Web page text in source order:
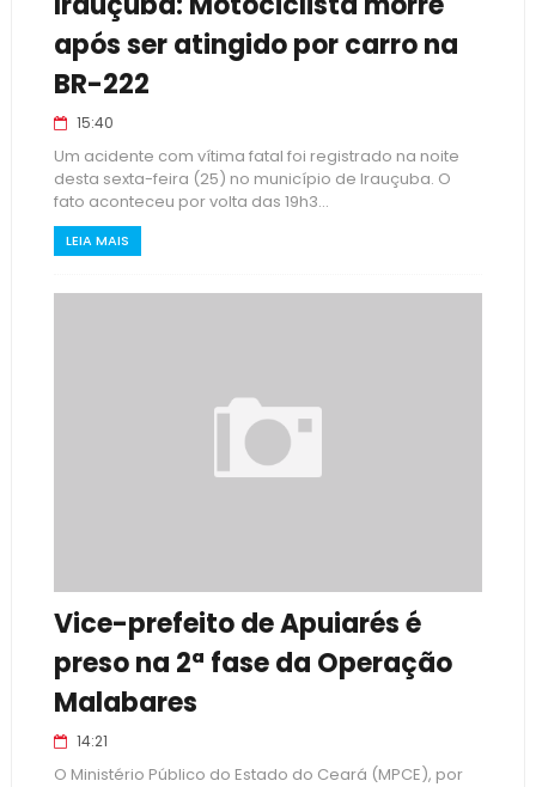
após ser atingido por carro na
BR-222
15:40
Um acidente com vítima fatal foi registrado na noite
desta sexta-feira (25) no município de Irauçuba. O
fato aconteceu por volta das 19h3...
LEIA MAIS
Vice-prefeito de Apuiarés é
preso na 2ª fase da Operação
Malabares
14:21
O Ministério Público do Estado do Ceará (MPCE), por